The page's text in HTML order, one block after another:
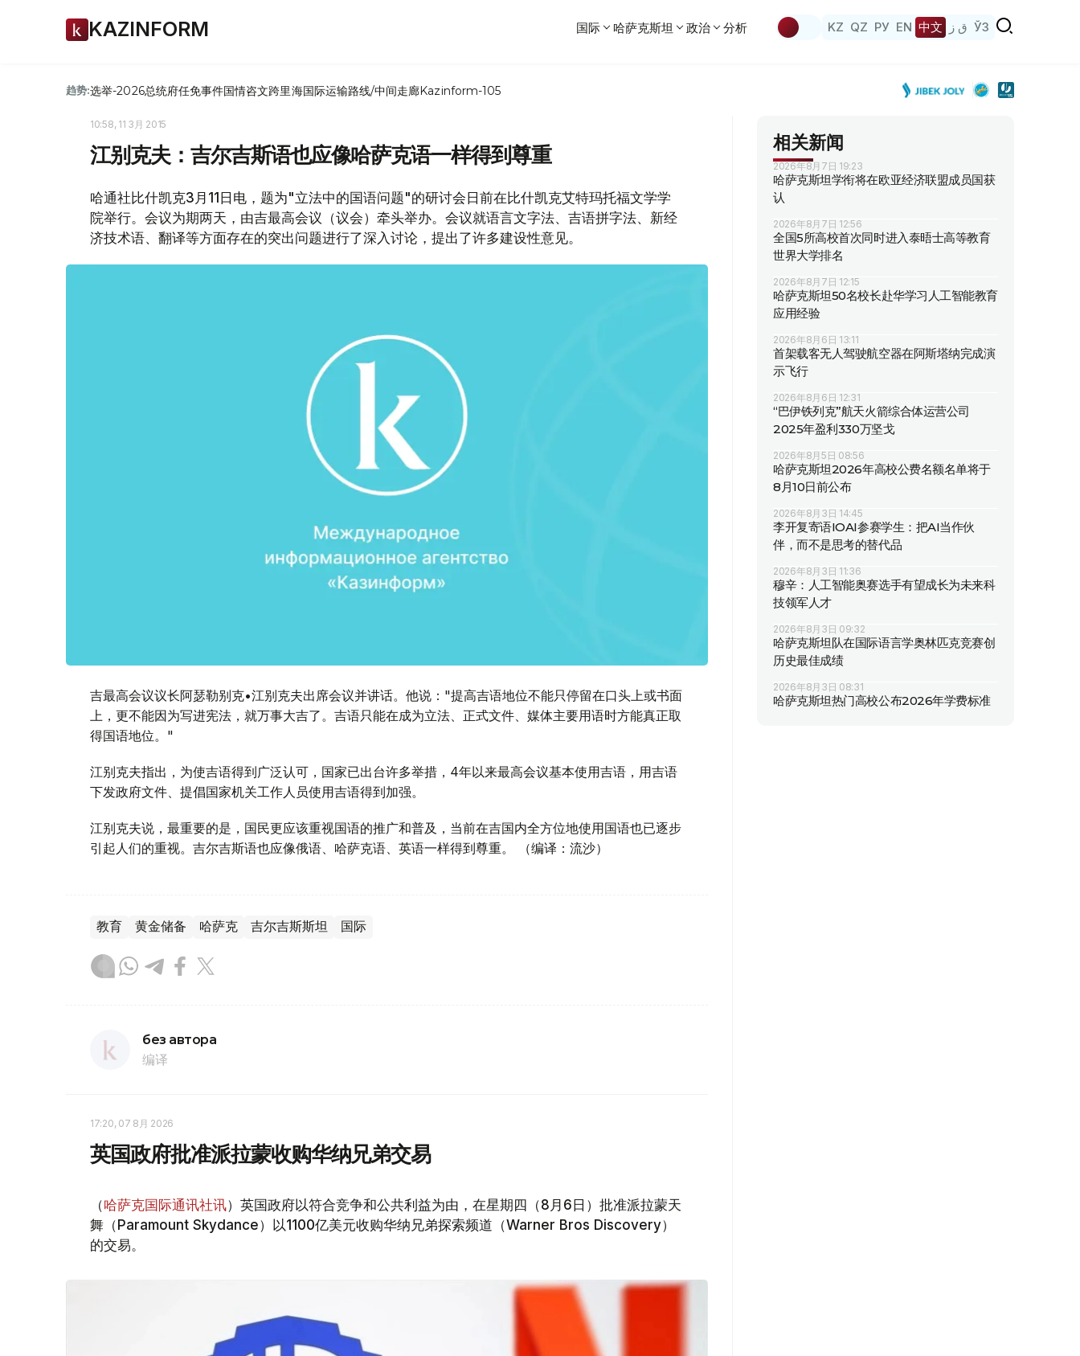
KAZINFORM 国际 哈萨克斯坦 政治 分析 KZ QZ РУ EN 中文 ق ز ЎЗ
趋势:选举-2026总统府任免事件国情咨文跨里海国际运输路线/中间走廊Kazinform-105
10:58, 11 3月 2015
江别克夫：吉尔吉斯语也应像哈萨克语一样得到尊重
哈通社比什凯克3月11日电，题为"立法中的国语问题"的研讨会日前在比什凯克艾特玛托福文学学
院举行。会议为期两天，由吉最高会议（议会）牵头举办。会议就语言文字法、吉语拼字法、新经
济技术语、翻译等方面存在的突出问题进行了深入讨论，提出了许多建设性意见。
吉最高会议议长阿瑟勒别克•江别克夫出席会议并讲话。他说："提高吉语地位不能只停留在口头上或书面
上，更不能因为写进宪法，就万事大吉了。吉语只能在成为立法、正式文件、媒体主要用语时方能真正取
得国语地位。"
江别克夫指出，为使吉语得到广泛认可，国家已出台许多举措，4年以来最高会议基本使用吉语，用吉语
下发政府文件、提倡国家机关工作人员使用吉语得到加强。
江别克夫说，最重要的是，国民更应该重视国语的推广和普及，当前在吉国内全方位地使用国语也已逐步
引起人们的重视。吉尔吉斯语也应像俄语、哈萨克语、英语一样得到尊重。 （编译：流沙）
教育 黄金储备 哈萨克 吉尔吉斯斯坦 国际
без автора
编译
17:20, 07 8月 2026
英国政府批准派拉蒙收购华纳兄弟交易
（哈萨克国际通讯社讯）英国政府以符合竞争和公共利益为由，在星期四（8月6日）批准派拉蒙天
舞（Paramount Skydance）以1100亿美元收购华纳兄弟探索频道（Warner Bros Discovery）
的交易。
相关新闻
2026年8月7日 19:23
哈萨克斯坦学衔将在欧亚经济联盟成员国获
认
2026年8月7日 12:56
全国5所高校首次同时进入泰晤士高等教育
世界大学排名
2026年8月7日 12:15
哈萨克斯坦50名校长赴华学习人工智能教育
应用经验
2026年8月6日 13:11
首架载客无人驾驶航空器在阿斯塔纳完成演
示飞行
2026年8月6日 12:31
“巴伊铁列克”航天火箭综合体运营公司
2025年盈利330万坚戈
2026年8月5日 08:56
哈萨克斯坦2026年高校公费名额名单将于
8月10日前公布
2026年8月3日 14:45
李开复寄语IOAI参赛学生：把AI当作伙
伴，而不是思考的替代品
2026年8月3日 11:36
穆辛：人工智能奥赛选手有望成长为未来科
技领军人才
2026年8月3日 09:32
哈萨克斯坦队在国际语言学奥林匹克竞赛创
历史最佳成绩
2026年8月3日 08:31
哈萨克斯坦热门高校公布2026年学费标准